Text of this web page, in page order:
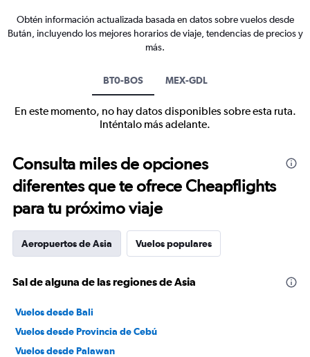
Obtén información actualizada basada en datos sobre vuelos desde
Bután, incluyendo los mejores horarios de viaje, tendencias de precios y
más.
BT0-BOS MEX-GDL
En este momento, no hay datos disponibles sobre esta ruta.
Inténtalo más adelante.
Consulta miles de opciones
diferentes que te ofrece Cheapflights
para tu próximo viaje
Aeropuertos de Asia Vuelos populares
Sal de alguna de las regiones de Asia
Vuelos desde Bali
Vuelos desde Provincia de Cebú
Vuelos desde Palawan